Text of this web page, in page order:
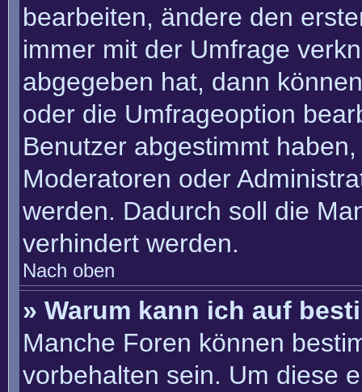
bearbeiten, ändere den
immer mit der Umfrage
abgegeben hat, dann
oder die Umfrageoption
Benutzer abgestimmt
Moderatoren oder
werden. Dadurch soll die
verhindert werden.
Nach oben
» Warum kann ich auf
Manche Foren können
vorbehalten sein. Um diese